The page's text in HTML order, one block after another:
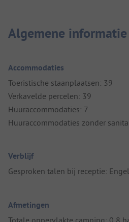
Algemene informatie
Accommodaties
Toeristische staanplaatsen: 39
Verkavelde percelen: 39
Huuraccommodaties: 7
Huuraccommodaties zonder
Verblijf
Gesproken talen bij receptie:
Afmetingen
Totale oppervlakte camping: 0,8